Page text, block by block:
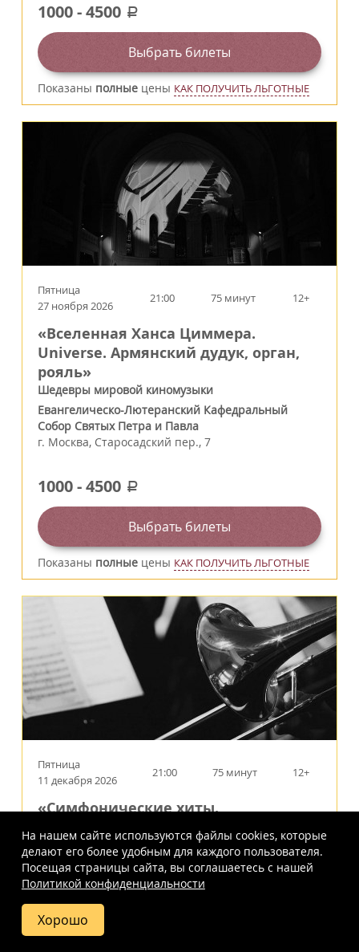
1000-4500 a
Выбрать билеты
Показаны полные цены КАК ПОЛУЧИТЬ ЛЬГОТНЫЕ
Пятница
27 ноября 2026
21:00 75 минут 12+
«Вселенная Ханса Циммера.
Universe. Армянский дудук, орган,
рояль»
Шедевры мировой киномузыки
Евангелическо-Лютеранский Кафедральный
Собор Святых Петра и Павла
г. Москва, Старосадский пер., 7
1000-4500 a
Выбрать билеты
Показаны полные цены КАК ПОЛУЧИТЬ ЛЬГОТНЫЕ
Пятница
11 декабря 2026
21:00 75 минут 12+
«Симфонические хиты.
Интерстеллар, Гладиатор, Король
Лев, Парк Юрского периода»
Шедевры мировой киномузыки
Евангелическо-Лютеранский Кафедральный
Собор Святых Петра и Павла
г.Москва
Фото
На нашем сайте используются файлы cookies, которые
делают его более удобным для каждого пользователя.
Посещая страницы сайта, вы соглашаетесь c нашей
Политикой конфиденциальности
Хорошо